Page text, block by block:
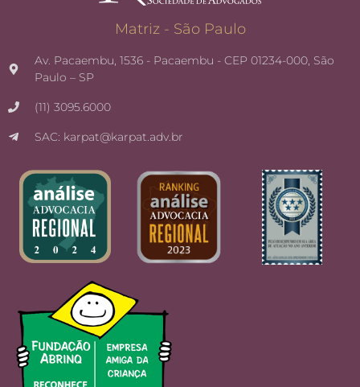
Matriz - São Paulo
Av. Pacaembu, 1536 - Pacaembu - CEP 01234-000, São
Paulo – SP
(11) 3095.6000
SAC: karpat@karpat.adv.br